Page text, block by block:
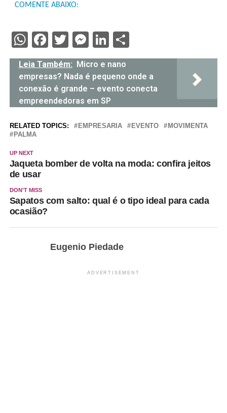
COMENTE ABAIXO:
WhatsApp
Facebook
Twitter
Messenger
LinkedIn
Share
Leia Também: Micro e nano
empresas? Nada é pequeno onde a
conexão é grande – evento conecta
empreendedoras em SP
RELATED TOPICS: EMPRESARIA EVENTO
MOVIMENTA
PALMA
UP NEXT
Jaqueta bomber de volta na moda: confira jeitos
de usar
DON'T MISS
Sapatos com salto: qual é o tipo ideal para cada
ocasião?
Eugenio Piedade
ADVERTISEMENT